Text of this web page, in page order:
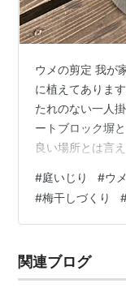
ウメの剪定 我が
に植えてありま
たれのない一人
ートブロック塀
良い場所とは言
ほどウメの花を
度、剪定時期や
して５月にウメ
度で済ませ、不
長枝が発生し方
#庭いじり #ウ
#梅干しづくり
関連ブログ